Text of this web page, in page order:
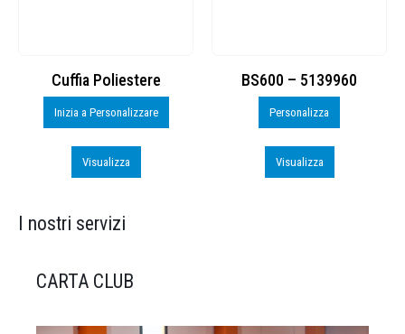
Cuffia Poliestere
Inizia a Personalizzare
Visualizza
BS600 – 5139960
Personalizza
Visualizza
I nostri servizi
CARTA CLUB